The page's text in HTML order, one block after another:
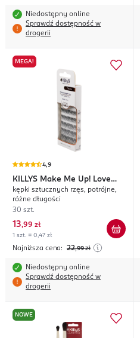
Niedostępny online
Sprawdź dostępność w
drogerii
MEGA!
4,9
KILLYS Make Me Up! Love
Lashes
kępki sztucznych rzęs, potrójne,
różne długości
30 szt.
13,99 zł
1 szt. = 0,47 zł
Najniższa cena: 22,99 zł
Niedostępny online
Sprawdź dostępność w
drogerii
NOWE